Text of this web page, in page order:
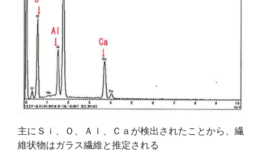
主にＳｉ、Ｏ、Ａｌ、Ｃａが検出されたことから、繊
維状物はガラス繊維と推定される